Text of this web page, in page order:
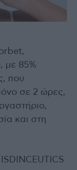
με 85%
που
σε 2 ώρες,
και στη